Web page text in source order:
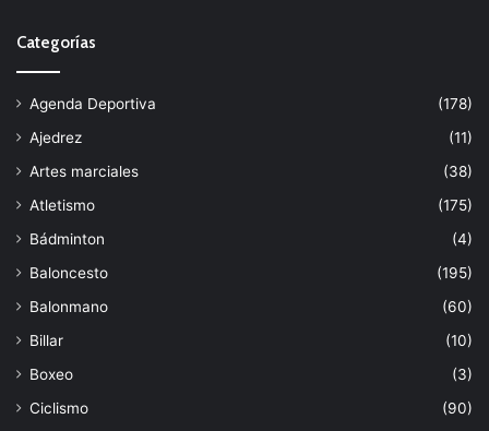
Categorías
Agenda Deportiva
(178)
Ajedrez
(11)
Artes marciales
(38)
Atletismo
(175)
Bádminton
(4)
Baloncesto
(195)
Balonmano
(60)
Billar
(10)
Boxeo
(3)
Ciclismo
(90)